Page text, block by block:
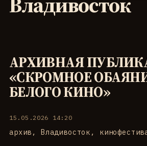
АРХИВНАЯ
«СКРОМНОЕ
БЕЛОГО КИНО»
15.05.2026 14:20
архив , Владивосток ,